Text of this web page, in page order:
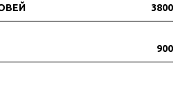
3800
900